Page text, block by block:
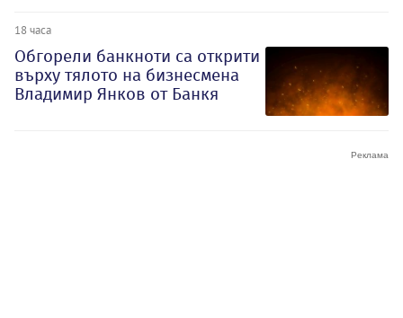
18 часа
Обгорели банкноти са открити
върху тялото на бизнесмена
Владимир Янков от Банкя